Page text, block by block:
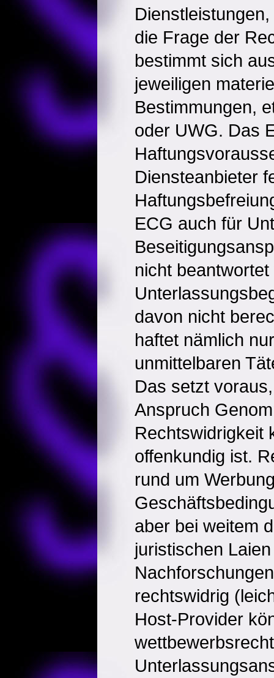
die Frage der
bestimmt sich
jeweiligen
Bestimmungen,
oder UWG. Das
Diensteanbieter
ECG auch für
nicht
davon nicht
haftet nämlich
unmittelbaren
Das setzt
Anspruch
Rechtswidrigkeit
offenkundig ist.
rund um
aber bei weitem
juristischen
rechtswidrig
Host-Provider